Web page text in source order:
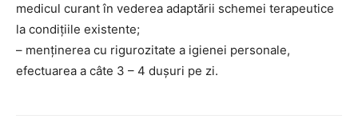
medicul curant în vederea adaptării schemei terapeutice
la condiţiile existente;
– menţinerea cu rigurozitate a igienei personale,
efectuarea a câte 3 – 4 duşuri pe zi.